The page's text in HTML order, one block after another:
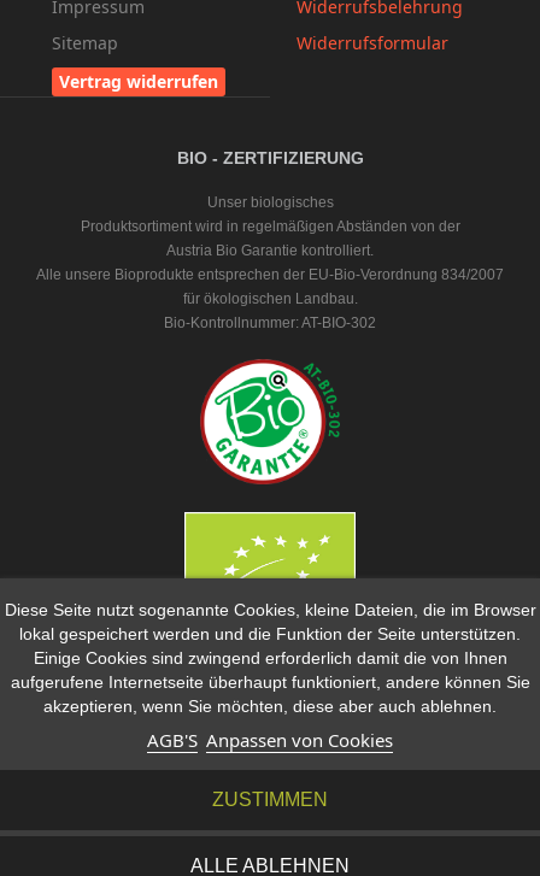
Diese Seite nutzt sogenannte Cookies, kleine Dateien, die im Browser
lokal gespeichert werden und die Funktion der Seite unterstützen.
Einige Cookies sind zwingend erforderlich damit die von Ihnen
aufgerufene Internetseite überhaupt funktioniert, andere können Sie
akzeptieren, wenn Sie möchten, diese aber auch ablehnen.
AGB'S Anpassen von Cookies
ALLE ABLEHNEN
ZUSTIMMEN
Impressum
Sitemap
Vertrag widerrufen
Widerrufsbelehrung
Widerrufsformular
BIO - ZERTIFIZIERUNG
Unser biologisches
Produktsortiment wird in regelmäßigen Abständen von der
Austria Bio Garantie kontrolliert.
Alle unsere Bioprodukte entsprechen der EU-Bio-Verordnung 834/2007
für ökologischen Landbau.
Bio-Kontrollnummer: AT-BIO-302
ZAHLUNGSMÖGLICHKEITEN